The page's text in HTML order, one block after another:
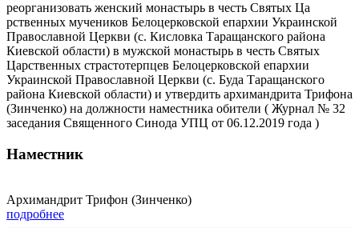
реорганизовать женский монастырь в честь Святых Ца
рственных мучеников Белоцерковской епархии Украинской
Православной Церкви (с. Кисловка Таращанского района
Киевской области) в мужской монастырь в честь Святых
Царственных страстотерпцев Белоцерковской епархии
Украинской Православной Церкви (с. Буда Таращанского
района Киевской области) и утвердить архимандрита Трифона
(Зинченко) на должности наместника обители ( Журнал № 32
заседания Священного Синода УПЦ от 06.12.2019 года )
Наместник
Архимандрит Трифон (Зинченко)
подробнее